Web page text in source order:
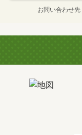
お問い合わせ先